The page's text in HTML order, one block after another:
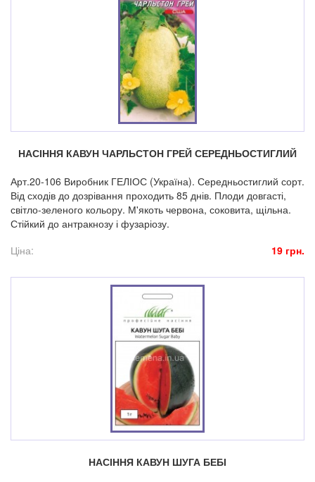
НАСІННЯ КАВУН ЧАРЛЬСТОН ГРЕЙ СЕРЕДНЬОСТИГЛИЙ
Арт.20-106 Виробник ГЕЛІОС (Україна). Середньостиглий сорт.
Від сходів до дозрівання проходить 85 днів. Плоди довгасті,
світло-зеленого кольору. М'якоть червона, соковита, щільна.
Стійкий до антракнозу і фузаріозу.
Ціна:
19 грн.
НАСІННЯ КАВУН ШУГА БЕБІ